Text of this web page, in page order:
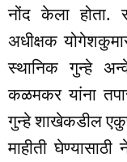
नोंद केला होता.
अधीक्षक
स्थानिक गुन्हे
कळमकर यांना
गुन्हे शाखेकडील
माहीती